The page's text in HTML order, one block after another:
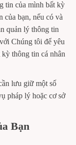
tin của mình bất kỳ
của bạn, nếu có và
quản lý thông tin
Chúng tôi để yêu
thông tin cá nhân
lưu giữ một số
pháp lý hoặc cơ sở
Bạn